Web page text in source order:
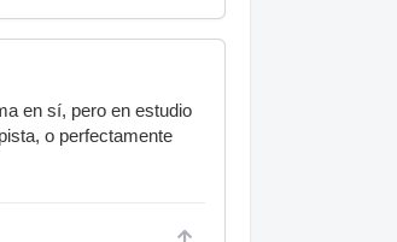
en sí, pero en estudio
o perfectamente